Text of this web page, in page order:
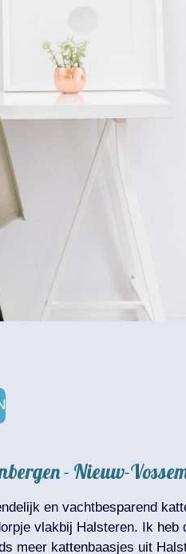
- Nieuw-
en vachtbesparend
vlakbij Halsteren. Ik heb
meer kattenbaasjes uit